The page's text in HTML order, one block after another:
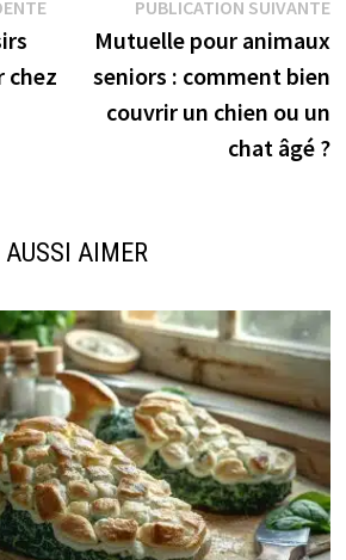
Publication
précédente :
chez
PUBLICATION SUIVANTE
Mutuelle pour animaux
seniors : comment bien
couvrir un chien ou un
chat âgé ?
AUSSI AIMER